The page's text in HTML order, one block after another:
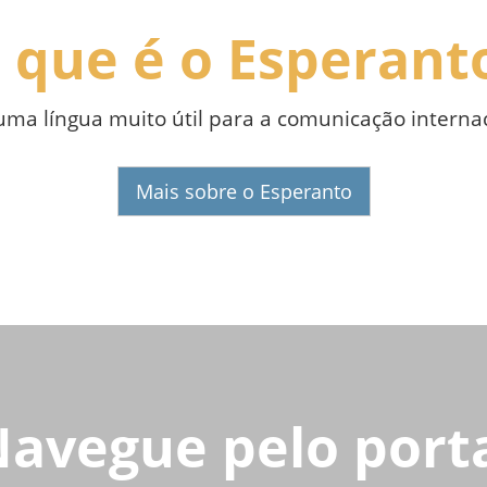
que é o
língua muito útil para a comunicação
Mais sobre o Esperanto
pelo